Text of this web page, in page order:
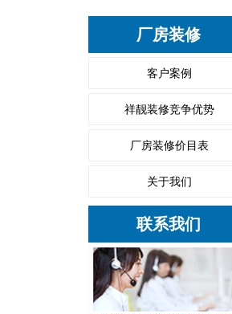
厂房装修
客户案例
祥靓装修竞争优势
厂房装修价目表
关于我们
联系我们